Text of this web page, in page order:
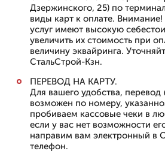
Дзержинского, 25) по
виды карт к оплате.
услуг имеют высокую
увеличить их стоимость при
величину эквайринга.
СтальСтрой-Кзн.
ПЕРЕВОД НА КАРТУ.
Для вашего удобства, перевод
возможен по номеру,
пробиваем кассовые чеки в
если у вас нет возможности
направим вам электронный в
телефон.